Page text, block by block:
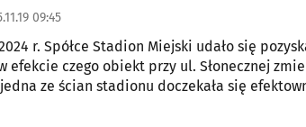
09:45
r. Spółce Stadion Miejski udało się
efekcie czego obiekt przy ul. Słonecznej
jedna ze ścian stadionu doczekała się